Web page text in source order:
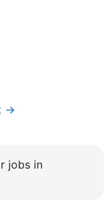
→
jobs in